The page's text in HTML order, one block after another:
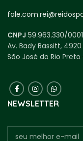
CNPJ 59.963.330/
Av. Bady Bassitt,
São José do Rio
NEWSLETTER